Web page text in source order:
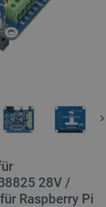
28V /
Raspberry Pi